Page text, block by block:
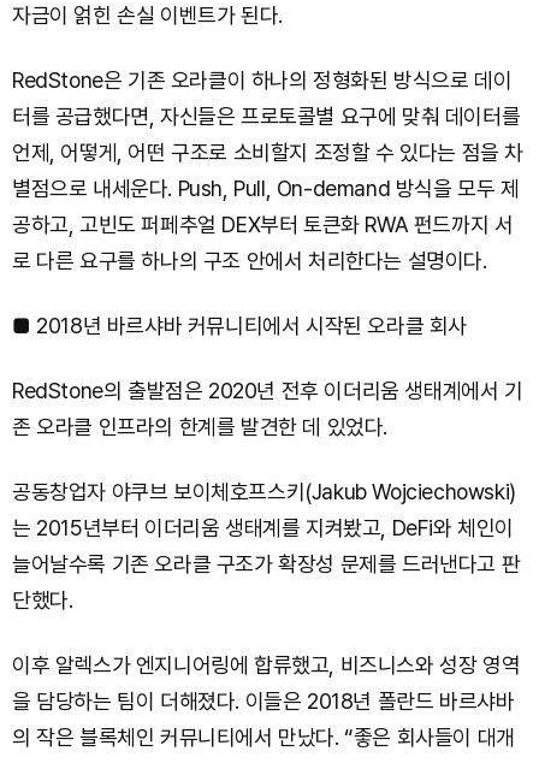
자금이 얽힌 손실 이벤트가 된다.
RedStone은 기존 오라클이 하나의 정형화된 방식으로 데이
터를 공급했다면, 자신들은 프로토콜별 요구에 맞춰 데이터를
언제, 어떻게, 어떤 구조로 소비할지 조정할 수 있다는 점을 차
별점으로 내세운다. Push, Pull, On-demand 방식을 모두 제
공하고, 고빈도 퍼페추얼 DEX부터 토큰화 RWA 펀드까지 서
로 다른 요구를 하나의 구조 안에서 처리한다는 설명이다.
■ 2018년 바르샤바 커뮤니티에서 시작된 오라클 회사
RedStone의 출발점은 2020년 전후 이더리움 생태계에서 기
존 오라클 인프라의 한계를 발견한 데 있었다.
공동창업자 야쿠브 보이체호프스키(Jakub Wojciechowski)
는 2015년부터 이더리움 생태계를 지켜봤고, DeFi와 체인이
늘어날수록 기존 오라클 구조가 확장성 문제를 드러낸다고 판
단했다.
이후 알렉스가 엔지니어링에 합류했고, 비즈니스와 성장 영역
을 담당하는 팀이 더해졌다. 이들은 2018년 폴란드 바르샤바
의 작은 블록체인 커뮤니티에서 만났다. “좋은 회사들이 대개